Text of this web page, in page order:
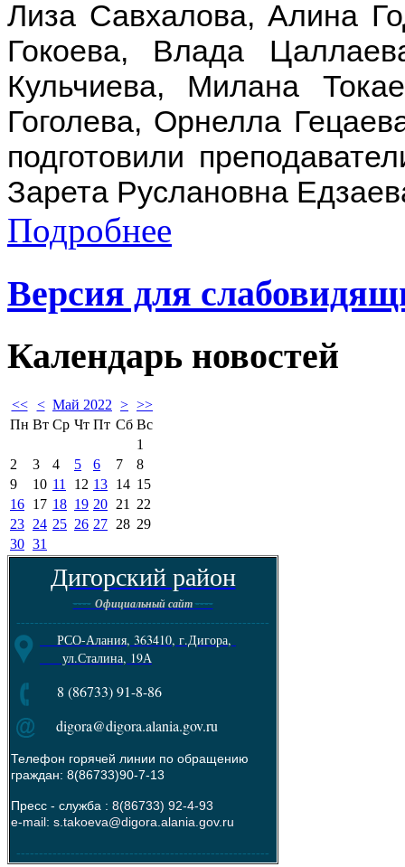
Лиза Савхалова, Алина
Гокоева, Влада
Кульчиева, Милана
Гоголева, Орнелла
подготовили
Зарета Руслановна
Подробнее
Версия для
Календарь новостей
<< < Май 2022 > >>
Пн Вт Ср Чт Пт Сб Вс
1
2
3 4 5 6 7
8
9
10 11 12 13 14 15
16 17 18 19 20 21
22
23 24 25 26 27 28 29
30 31
Дигорский район
---- Официальный сайт----
--------------------------------------------------------
РСО-Алания, 363410, г.Дигора,
ул.Сталина, 19А
8 (86733) 91-8-86
digora@digora.alania.gov.ru
Телефон горячей линии по обращению
граждан: 8(86733)90-7-13
Пресс - служба : 8(86733) 92-4-93
e-mail: s.takoeva@digora.alania.gov.ru
--------------------------------------------------------